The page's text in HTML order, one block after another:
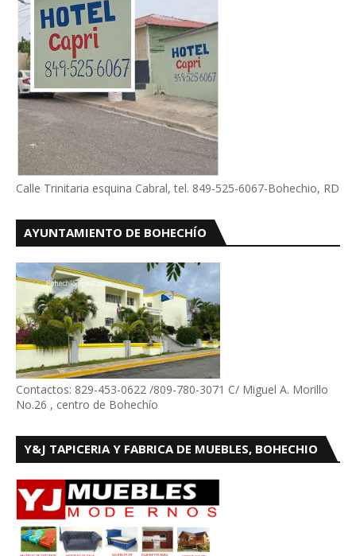
Calle Trinitaria esquina Cabral, tel. 849-525-6067-Bohechio, RD
AYUNTAMIENTO DE BOHECHÍO
Contactos: 829-453-0622 /809-780-3071 C/ Miguel A. Morillo
No.26 , centro de Bohechío
Y&J TAPICERIA Y FABRICA DE MUEBLES, BOHECHIO